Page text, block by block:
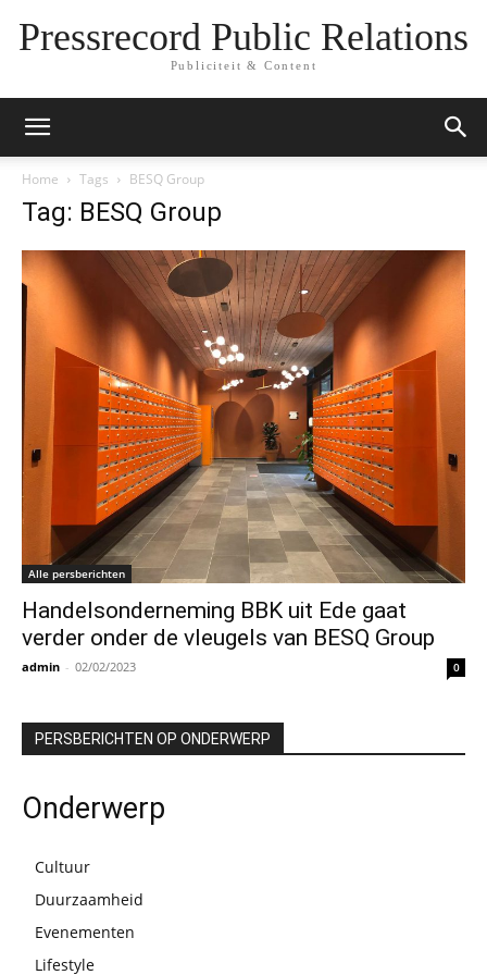
Pressrecord Public Relations
Publiciteit & Content
Home Tags BESQ Group
Tag: BESQ Group
Alle persberichten
Handelsonderneming BBK uit Ede gaat
verder onder de vleugels van BESQ Group
admin - 02/02/2023 0
PERSBERICHTEN OP ONDERWERP
Onderwerp
Cultuur
Duurzaamheid
Evenementen
Lifestyle